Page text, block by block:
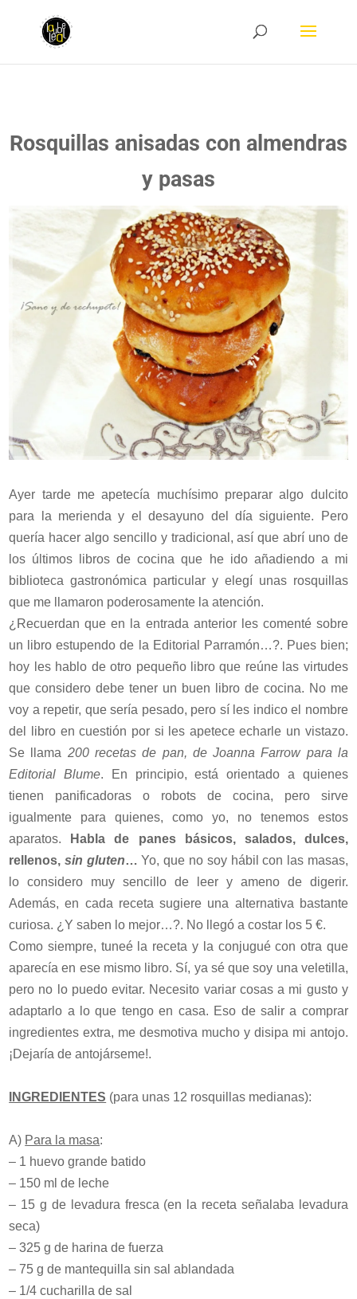
Rosquillas anisadas con almendras
y pasas
Ayer tarde me apetecía muchísimo preparar algo dulcito
para la merienda y el desayuno del día siguiente. Pero
quería hacer algo sencillo y tradicional, así que abrí uno de
los últimos libros de cocina que he ido añadiendo a mi
biblioteca gastronómica particular y elegí unas rosquillas
que me llamaron poderosamente la atención.
¿Recuerdan que en la entrada anterior les comenté sobre
un libro estupendo de la Editorial Parramón…?. Pues bien;
hoy les hablo de otro pequeño libro que reúne las virtudes
que considero debe tener un buen libro de cocina. No me
voy a repetir, que sería pesado, pero sí les indico el nombre
del libro en cuestión por si les apetece echarle un vistazo.
Se llama 200 recetas de pan, de Joanna Farrow para la
Editorial Blume. En principio, está orientado a quienes
tienen panificadoras o robots de cocina, pero sirve
igualmente para quienes, como yo, no tenemos estos
aparatos.
Habla de panes básicos, salados, dulces,
rellenos, sin gluten… Yo, que no soy hábil con las masas,
lo considero muy sencillo de leer y ameno de digerir.
Además, en cada receta sugiere una alternativa bastante
curiosa. ¿Y saben lo mejor…?. No llegó a costar los 5 €.
Como siempre, tuneé la receta y la conjugué con otra que
aparecía en ese mismo libro. Sí, ya sé que soy una veletilla,
pero no lo puedo evitar. Necesito variar cosas a mi gusto y
adaptarlo a lo que tengo en casa. Eso de salir a comprar
ingredientes extra, me desmotiva mucho y disipa mi antojo.
¡Dejaría de antojárseme!.
INGREDIENTES (para unas 12 rosquillas medianas):
A) Para la masa:
– 1 huevo grande batido
– 150 ml de leche
– 15 g de levadura fresca (en la receta señalaba levadura
seca)
– 325 g de harina de fuerza
– 75 g de mantequilla sin sal ablandada
– 1/4 cucharilla de sal